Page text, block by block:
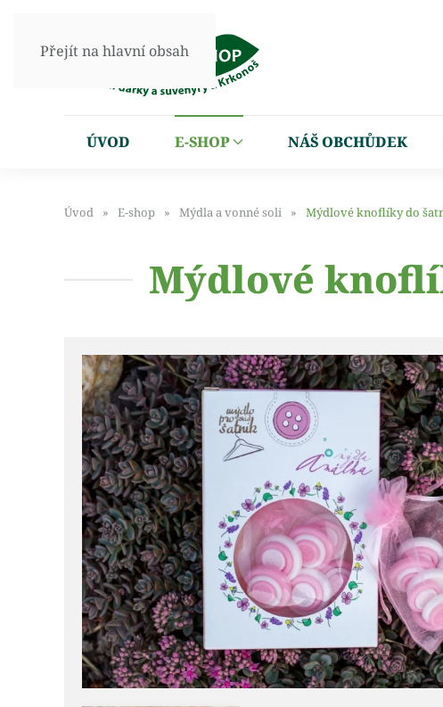
Přejít na hlavní obsah
ÚVOD E-SHOP NÁŠ OBCHŮDEK
Úvod E-shop Mýdla a vonné soli Mýdlové knoflíky do
Mýdlové